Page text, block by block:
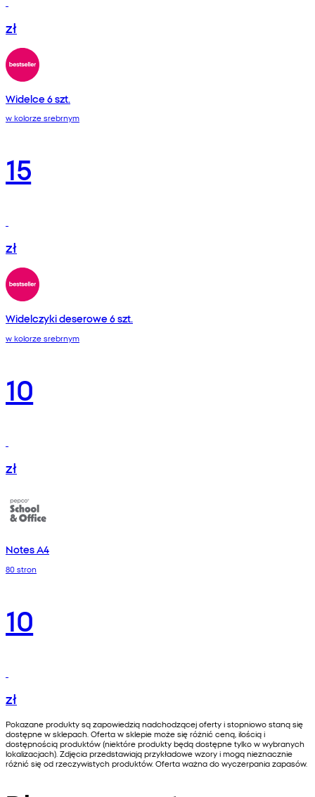
zł
Widelce 6 szt.
w kolorze srebrnym
15
zł
Widelczyki deserowe 6 szt.
w kolorze srebrnym
10
zł
Notes A4
80 stron
10
zł
Pokazane produkty są zapowiedzią nadchodzącej oferty i stopniowo staną się
dostępne w sklepach. Oferta w sklepie może się różnić ceną, ilością i
dostępnością produktów (niektóre produkty będą dostępne tylko w wybranych
lokalizacjach). Zdjęcia przedstawiają przykładowe wzory i mogą nieznacznie
różnić się od rzeczywistych produktów. Oferta ważna do wyczerpania zapasów.